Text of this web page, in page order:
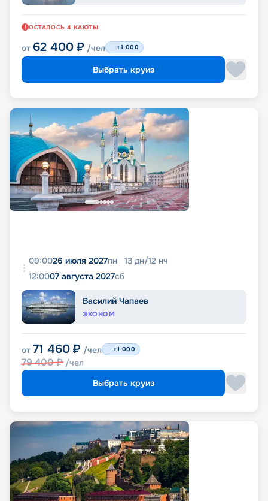
ОСТАЛОСЬ 4 КАЮТЫ
от 62 400 ₽ /чел +1 000
Выбрать круиз
09:0026 июля 2027пн 13 дн/12 нч
12:0007 августа 2027сб
Василий Чапаев
ЭКОНОМ
от 71 460 ₽ /чел
79 400₽ /чел
+1 000
Выбрать круиз